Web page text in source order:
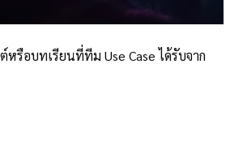
หรือบทเรียนที่ทีม Use Case ได้รับจาก